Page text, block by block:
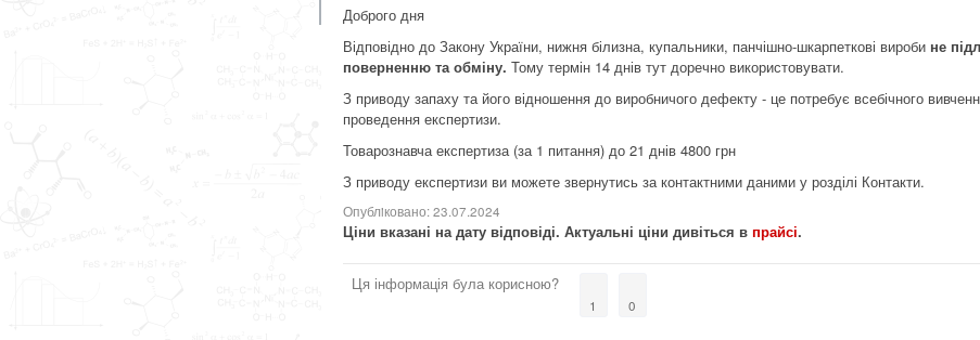
Доброго дня
Відповідно до Закону України, нижня білизна, купальники, панчішно-шкарпеткові вироби не
поверненню та обміну. Тому термін 14 днів тут доречно використовувати.
З приводу запаху та його відношення до виробничого дефекту - це потребує всебічного
проведення експертизи.
Товарознавча експертиза (за 1 питання) до 21 днів 4800 грн
З приводу експертизи ви можете звернутись за контактними даними у розділі Контакти.
Опублiковано: 23.07.2024
Ціни вказані на дату відповіді. Актуальні ціни дивіться в прайсі.
Ця інформація була корисною?
1 0